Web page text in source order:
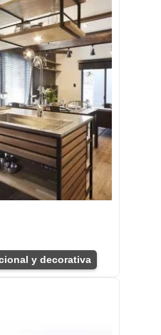
y decorativa